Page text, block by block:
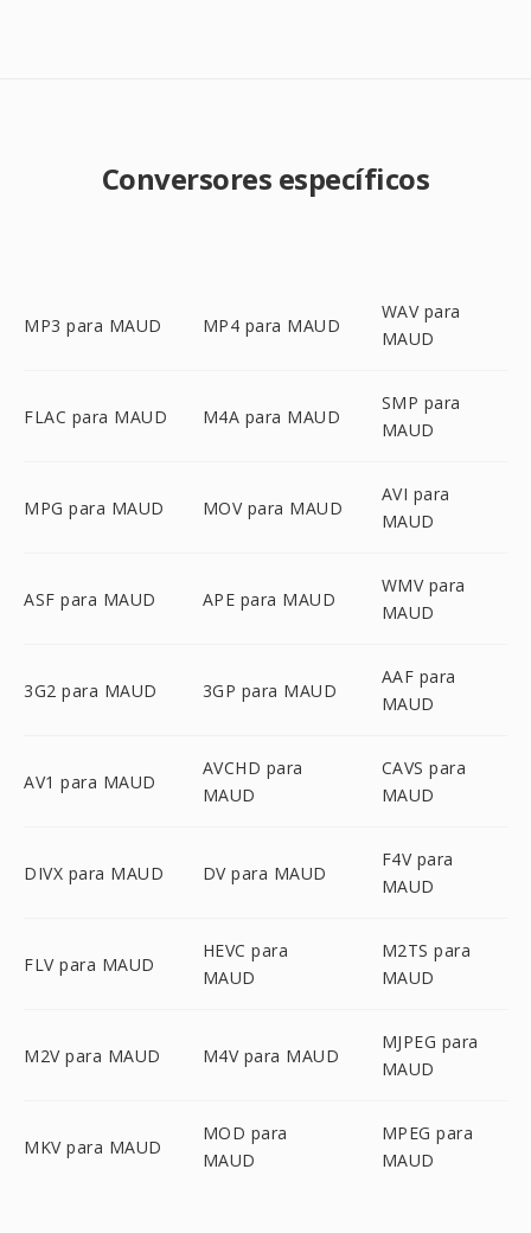
Conversores específicos
MP3 para MAUD MP4 para MAUD
WAV para
MAUD
FLAC para MAUD M4A para MAUD
SMP para
MAUD
MPG para MAUD MOV para MAUD
AVI para
MAUD
ASF para MAUD APE para MAUD
WMV para
MAUD
3G2 para MAUD 3GP para MAUD
AAF para
MAUD
AV1 para MAUD
AVCHD para
MAUD
CAVS para
MAUD
DIVX para MAUD DV para MAUD
F4V para
MAUD
FLV para MAUD
HEVC para
MAUD
M2TS para
MAUD
M2V para MAUD M4V para MAUD
MJPEG para
MAUD
MKV para MAUD
MOD para
MAUD
MPEG para
MAUD